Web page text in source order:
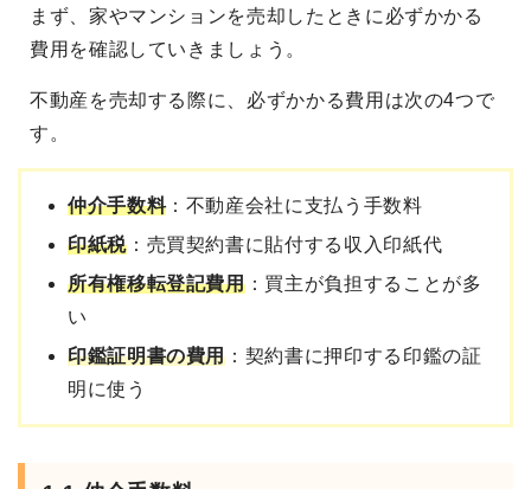
まず、家やマンションを売却したときに必ずかかる
費用を確認していきましょう。
不動産を売却する際に、必ずかかる費用は次の4つで
す。
仲介手数料：不動産会社に支払う手数料
印紙税：売買契約書に貼付する収入印紙代
所有権移転登記費用：買主が負担することが多
い
印鑑証明書の費用 ：契約書に押印する印鑑の証
明に使う